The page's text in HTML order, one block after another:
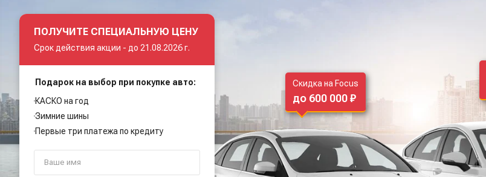
ПОЛУЧИТЕ СПЕЦИАЛЬНУЮ ЦЕНУ
Срок действия акции - до 21.08.2026 г.
Подарок на выбор при покупке авто:
КАСКО на год
Зимние шины
Первые три платежа по кредиту
Скидка на Focus
до 600 000 ₽